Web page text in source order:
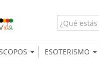
ESOTERISMO